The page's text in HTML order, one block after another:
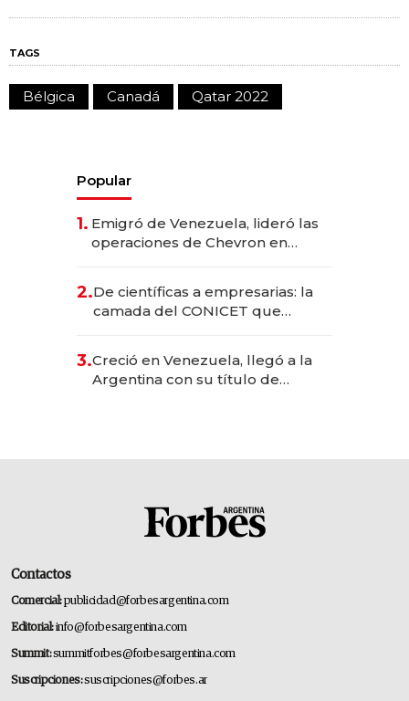
TAGS
Bélgica Canadá Qatar 2022
Popular
1. Emigró de Venezuela, lideró las
operaciones de Chevron en
2.De científicas a empresarias: la
camada del CONICET que
3.Creció en Venezuela, llegó a la
Argentina con su título de
Contactos
Comercial:publicidad@forbesargentina.com
Editorial:info@forbesargentina.com
Summit:summitforbes@forbesargentina.com
Suscripciones:suscripciones@forbes.ar